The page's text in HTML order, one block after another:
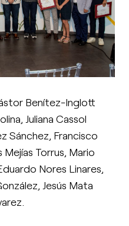
Benítez-Inglott
Juliana Cassol
Sánchez, Francisco
Mejías Torrus, Mario
Nores Linares,
Jesús Mata